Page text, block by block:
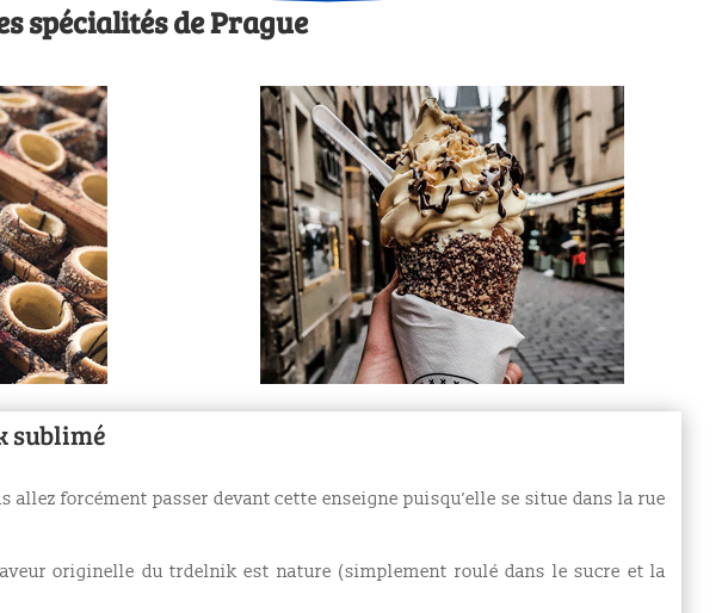
spécialités de Prague
sublimé
allez forcément passer devant cette enseigne puisqu’elle se situe dans la rue
originelle du trdelnik est nature (simplement roulé dans le sucre et la